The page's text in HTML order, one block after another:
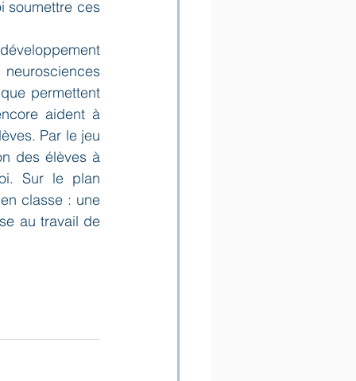
soumettre ces
permettent
aident à
Par le jeu
des élèves à
Sur le plan
classe : une
au travail de